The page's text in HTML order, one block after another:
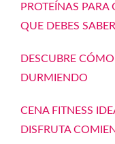
PROTEÍNAS
QUE DEBES SABER
DESCUBRE
DURMIENDO
CENA FITNESS
DISFRUTA